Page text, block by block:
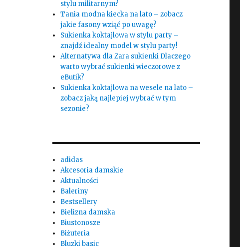
stylu militarnym?
Tania modna kiecka na lato – zobacz
jakie fasony wziąć po uwagę?
Sukienka koktajlowa w stylu party –
znajdź idealny model w stylu party!
Alternatywa dla Zara sukienki Dlaczego
warto wybrać sukienki wieczorowe z
eButik?
Sukienka koktajlowa na wesele na lato –
zobacz jaką najlepiej wybrać w tym
sezonie?
adidas
Akcesoria damskie
Aktualności
Baleriny
Bestsellery
Bielizna damska
Biustonosze
Biżuteria
Bluzki basic